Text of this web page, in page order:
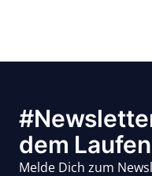
dem
Melde Dich zum